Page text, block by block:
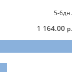
5-6дн.
1 164.00 р.